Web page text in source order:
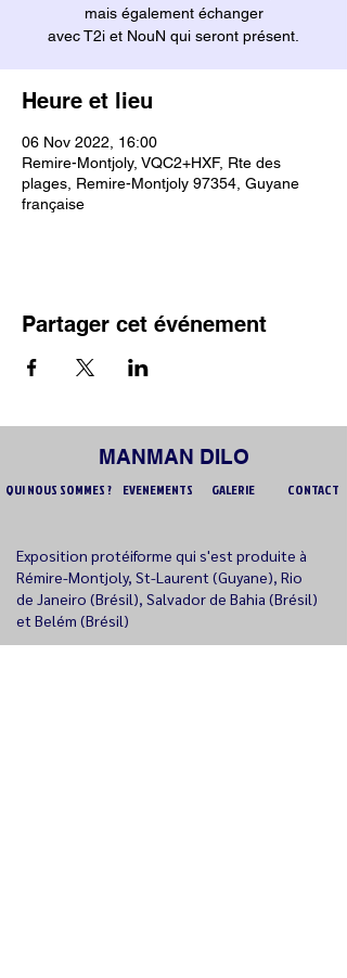
mais également échanger
avec T2i et NouN qui seront présent.
Heure et lieu
06 Nov 2022, 16:00
Remire-Montjoly, VQC2+HXF, Rte des
plages, Remire-Montjoly 97354, Guyane
française
Partager cet événement
MANMAN DILO
QUI NOUS SOMMES ? EVENEMENTS GALERIE CONTACT
Exposition protéiforme qui s'est produite à
Rémire-Montjoly, St-Laurent (Guyane), Rio
de Janeiro (Brésil), Salvador de Bahia (Brésil)
et Belém (Brésil)